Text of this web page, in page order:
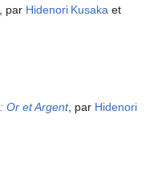
, par Hidenori Kusaka et
: Or et Argent, par Hidenori